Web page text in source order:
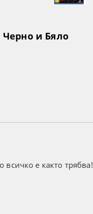
Черно и Бяло
всичко е както трябва!